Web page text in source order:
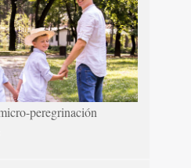
peregrinación